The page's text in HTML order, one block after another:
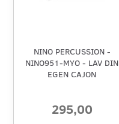
NINO PERCUSSION -
NINO951-MYO - LAV DIN
EGEN CAJON
295,00